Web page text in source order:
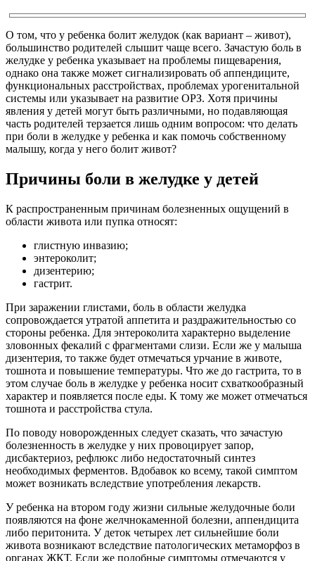
О том, что у ребенка болит желудок (как вариант – живот),
большинство родителей слышит чаще всего. Зачастую боль в
желудке у ребенка указывает на проблемы пищеварения,
однако она также может сигнализировать об аппендиците,
функциональных расстройствах, проблемах урогенитальной
системы или указывает на развитие ОРЗ. Хотя причины
явления у детей могут быть различными, но подавляющая
часть родителей терзается лишь одним вопросом: что делать
при боли в желудке у ребенка и как помочь собственному
малышу, когда у него болит живот?
Причины боли в желудке у детей
К распространенным причинам болезненных ощущений в
области живота или пупка относят:
глистную инвазию;
энтероколит;
дизентерию;
гастрит.
При заражении глистами, боль в области желудка
сопровождается утратой аппетита и раздражительностью со
стороны ребенка. Для энтероколита характерно выделение
зловонных фекалий с фрагментами слизи. Если же у малыша
дизентерия, то также будет отмечаться урчание в животе,
тошнота и повышение температуры. Что же до гастрита, то в
этом случае боль в желудке у ребенка носит схваткообразный
характер и появляется после еды. К тому же может отмечаться
тошнота и расстройства стула.
По поводу новорожденных следует сказать, что зачастую
болезненность в желудке у них провоцирует запор,
дисбактериоз, рефлюкс либо недостаточный синтез
необходимых ферментов. Вдобавок ко всему, такой симптом
может возникать вследствие употребления лекарств.
У ребенка на втором году жизни сильные желудочные боли
появляются на фоне желчнокаменной болезни, аппендицита
либо перитонита. У деток четырех лет сильнейшие боли
живота возникают вследствие патологических метаморфоз в
органах ЖКТ. Если же подобные симптомы отмечаются у